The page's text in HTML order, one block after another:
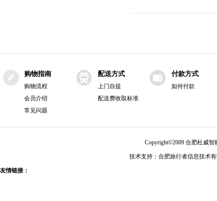
购物指南
购物流程
会员介绍
常见问题
配送方式
上门自提
配送费收取标准
付款方式
如何付款
Copyright©2009 合肥杜威
技术支持：合肥旅行者信息技
友情链接：